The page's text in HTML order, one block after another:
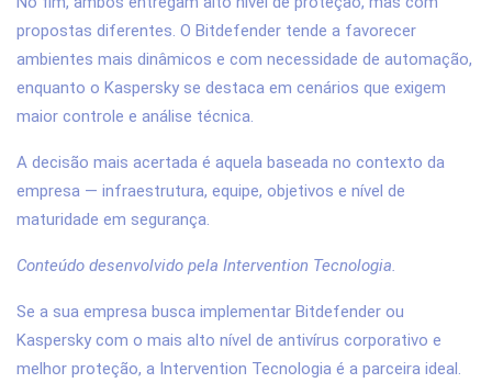
propostas diferentes. O Bitdefender tende a favorecer
ambientes mais dinâmicos e com necessidade de automação,
enquanto o Kaspersky se destaca em cenários que exigem
maior controle e análise técnica.
A decisão mais acertada é aquela baseada no contexto da
empresa — infraestrutura, equipe, objetivos e nível de
maturidade em segurança.
Conteúdo desenvolvido pela Intervention Tecnologia.
Se a sua empresa busca implementar Bitdefender ou
Kaspersky com o mais alto nível de antivírus corporativo e
melhor proteção, a Intervention Tecnologia é a parceira ideal.